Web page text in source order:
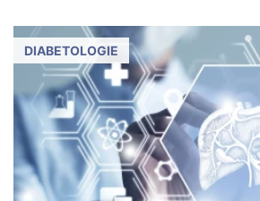
DIABETOLOGIE